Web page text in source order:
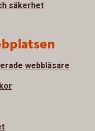
säkerhet
webbläsare